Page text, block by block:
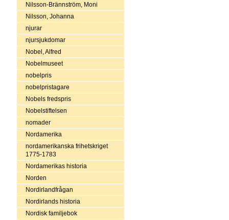
Nilsson-Brännström, Moni
Nilsson, Johanna
njurar
njursjukdomar
Nobel, Alfred
Nobelmuseet
nobelpris
nobelpristagare
Nobels fredspris
Nobelstiftelsen
nomader
Nordamerika
nordamerikanska frihetskriget
1775-1783
Nordamerikas historia
Norden
Nordirlandfrågan
Nordirlands historia
Nordisk familjebok